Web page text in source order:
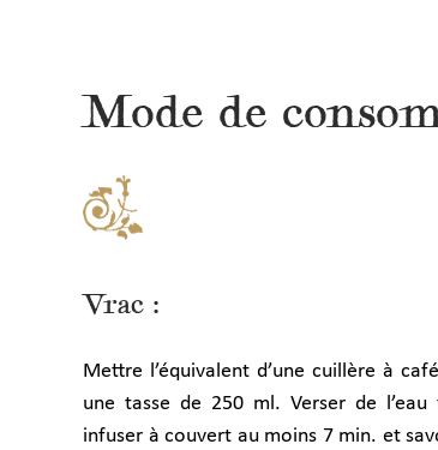
Mode de
Vrac :
Mettre l’équivalent d’une cuillère à
une tasse de 250 ml. Verser de l’eau
infuser à couvert au moins 7 min. et